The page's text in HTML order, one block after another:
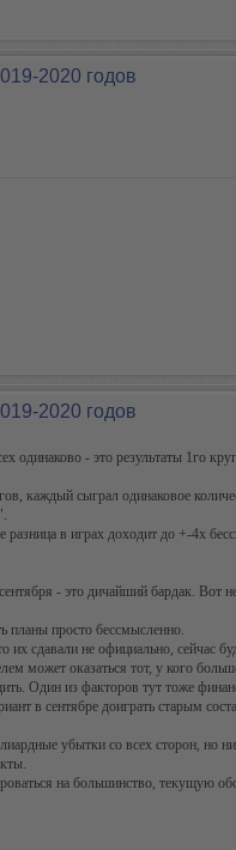
2020 годов
2020 годов
одинаково - это результаты 1го
каждый сыграл одинаковое
в играх доходит до +-4х
- это дичайший бардак. Вот
планы просто бессмысленно.
сдавали не официально, сейчас
может оказаться тот, у кого
Один из факторов тут тоже
в сентябре доиграть старым
убытки со всех сторон, но
на большинство, текущую